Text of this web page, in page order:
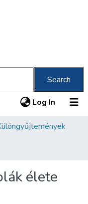
Search
Log In (current)
élete